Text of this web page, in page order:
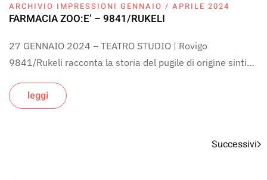
ARCHIVIO IMPRESSIONI GENNAIO / APRILE 2024
FARMACIA ZOO:E’ – 9841/RUKELI
27 GENNAIO 2024 – TEATRO STUDIO | Rovigo
9841/Rukeli racconta la storia del pugile di origine sinti…
leggi
Successivi